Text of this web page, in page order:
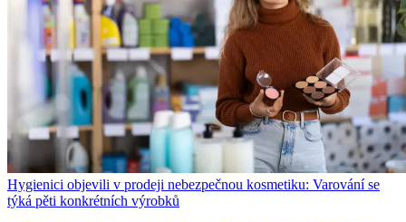
Hygienici objevili v prodeji nebezpečnou kosmetiku: Varování se
týká pěti konkrétních výrobků